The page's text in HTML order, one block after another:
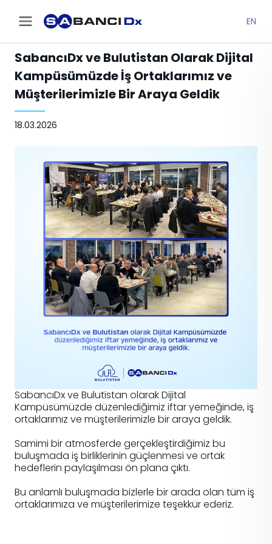
EN
SabancıDx ve Bulutistan Olarak Dijital
Kampüsümüzde İş Ortaklarımız ve
Müşterilerimizle Bir Araya Geldik
18.03.2026
SabancıDx ve Bulutistan olarak Dijital
Kampüsümüzde düzenlediğimiz iftar yemeğinde, iş
ortaklarımız ve müşterilerimizle bir araya geldik.
Samimi bir atmosferde gerçekleştirdiğimiz bu
buluşmada iş birliklerinin güçlenmesi ve ortak
hedeflerin paylaşılması ön plana çıktı.
Bu anlamlı buluşmada bizlerle bir arada olan tüm iş
ortaklarımıza ve müşterilerimize teşekkür ederiz.